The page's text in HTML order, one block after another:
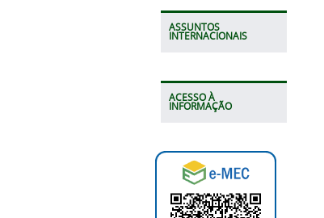
ASSUNTOS
INTERNACIONAIS
ACESSO À
INFORMAÇÃO